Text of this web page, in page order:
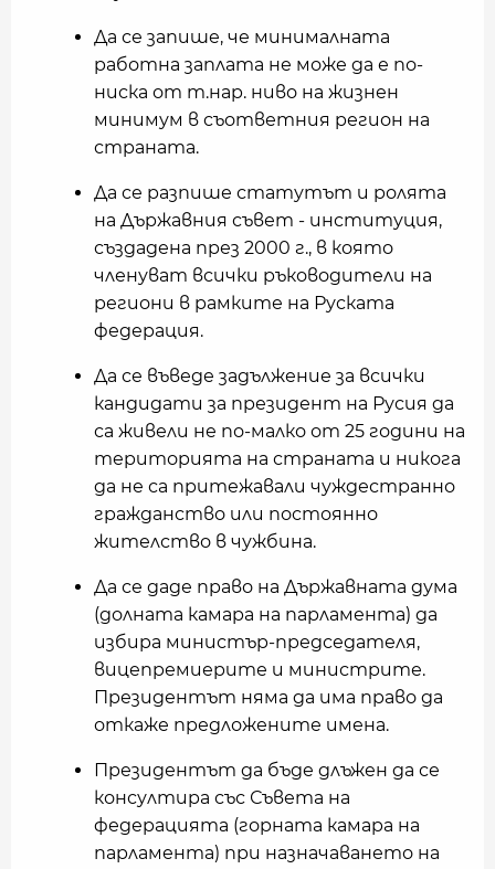
Да се запише, че минималната
работна заплата не може да е по-
ниска от т.нар. ниво на жизнен
минимум в съответния регион на
страната.
Да се разпише статутът и ролята
на Държавния съвет - институция,
създадена през 2000 г., в която
членуват всички ръководители на
региони в рамките на Руската
федерация.
Да се въведе задължение за всички
кандидати за президент на Русия да
са живели не по-малко от 25 години на
територията на страната и никога
да не са притежавали чуждестранно
гражданство или постоянно
жителство в чужбина.
Да се даде право на Държавната дума
(долната камара на парламента) да
избира министър-председателя,
вицепремиерите и министрите.
Президентът няма да има право да
откаже предложените имена.
Президентът да бъде длъжен да се
консултира със Съвета на
федерацията (горната камара на
парламента) при назначаването на